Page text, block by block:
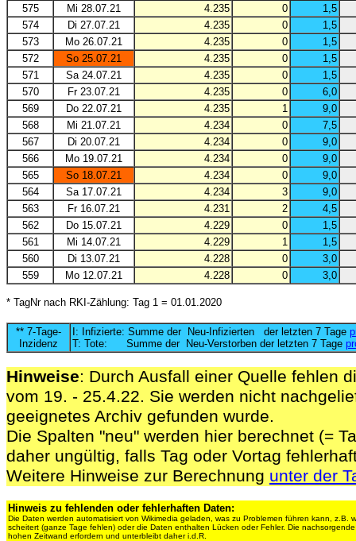
575
Mi 28.07.21 4.235 0
1,5
574
Di 27.07.21 4.235 0
1,5
573
Mo 26.07.21 4.235 0
1,5
572
So 25.07.21 4.235 0
1,5
571
Sa 24.07.21 4.235 0
1,5
570
Fr 23.07.21 4.235 0
6,0
569
Do 22.07.21 4.235 1
9,0
568
Mi 21.07.21 4.234 0
7,5
567
Di 20.07.21 4.234 0
9,0
566
Mo 19.07.21 4.234 0
9,0
565
So 18.07.21 4.234 0
9,0
564
Sa 17.07.21 4.234 3
9,0
563
Fr 16.07.21 4.231 2
4,5
562
Do 15.07.21 4.229 0
1,5
561
Mi 14.07.21 4.229 1
1,5
560
Di 13.07.21 4.228 0
3,0
559
Mo 12.07.21 4.228 0 3,0
* TagNr nach RKI-Zählung: Tag 1 = 01.01.2020
** 7-Tage-
Inzidenz
I: Infizierte: Summe der Neu-Infizierten der letzten 7 Tage
T: Tote: Summe der Neu-Verstorben der letzten 7 Tage
Hinweise: Durch Ausfall einer Quelle fehlen
vom 19. - 25.4.22. Sie werden nicht
geeignetes Archiv gefunden wurde.
Die Spalten "neu" werden hier berechnet (=
daher ungültig, falls Tag oder Vortag
Weitere Hinweise zur Berechnung unter der
Hinweis zu fehlenden oder fehlerhaften Daten:
Die Daten werden automatisiert von Wikimedia geladen, was zu Problemen führen kann, z.B.
scheitert (ganze Tage fehlen) oder die Daten enthalten Lücken oder Fehler. Die
hohen Zeitwand erfordern und unterbleibt daher i.d.R.